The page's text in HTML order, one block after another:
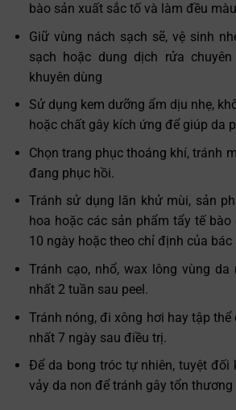
bào sản xuất sắc tố và làm đều
Giữ vùng nách sạch sẽ, vệ sinh
sạch hoặc dung dịch rửa
khuyên dùng
Sử dụng kem dưỡng ẩm dịu nhẹ,
hoặc chất gây kích ứng để giúp da
Chọn trang phục thoáng khí, tránh
đang phục hồi.
Tránh sử dụng lăn khử mùi, sản
hoa hoặc các sản phẩm tẩy tế
10 ngày hoặc theo chỉ định của bác
Tránh cạo, nhổ, wax lông vùng
nhất 2 tuần sau peel.
Tránh nóng, đi xông hơi hay tập
nhất 7 ngày sau điều trị.
Để da bong tróc tự nhiên, tuyệt đối
vảy da non để tránh gây tổn thương